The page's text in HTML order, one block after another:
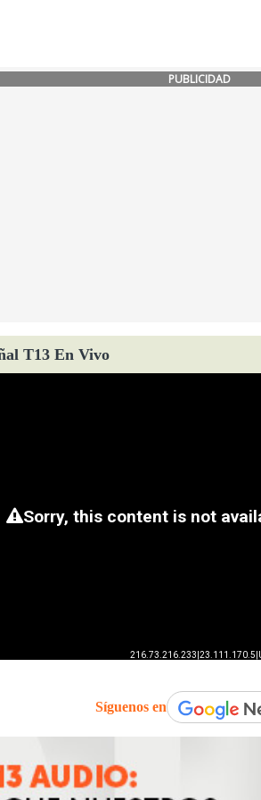
PUBLICIDAD
T13 En Vivo
Síguenos en